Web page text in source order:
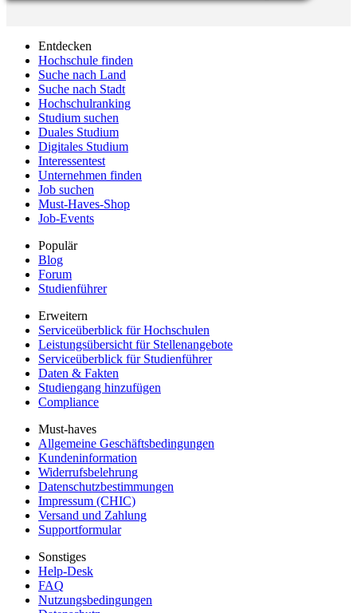
Entdecken
Hochschule finden
Suche nach Land
Suche nach Stadt
Hochschulranking
Studium suchen
Duales Studium
Digitales Studium
Interessentest
Unternehmen finden
Job suchen
Must-Haves-Shop
Job-Events
Populär
Blog
Forum
Studienführer
Erweitern
Serviceüberblick für Hochschulen
Leistungsübersicht für Stellenangebote
Serviceüberblick für Studienführer
Daten & Fakten
Studiengang hinzufügen
Compliance
Must-haves
Allgemeine Geschäftsbedingungen
Kundeninformation
Widerrufsbelehrung
Datenschutzbestimmungen
Impressum (CHIC)
Versand und Zahlung
Supportformular
Sonstiges
Help-Desk
FAQ
Nutzungsbedingungen